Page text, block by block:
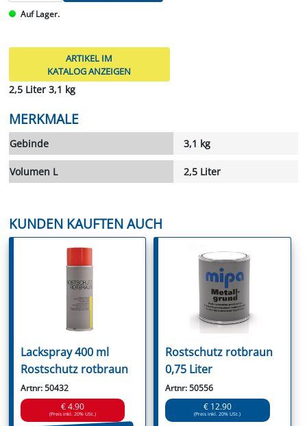
Auf Lager.
ARTIKEL IM
KATALOG ANZEIGEN
2,5 Liter 3,1 kg
MERKMALE
Gebinde 3,1 kg
Volumen L 2,5 Liter
KUNDEN KAUFTEN AUCH
Lackspray 400 ml
Rostschutz rotbraun
Artnr: 50432
€ 4.90
(Preis inkl. 20% USt.)
Rostschutz rotbraun
0,75 Liter
Artnr: 50556
€ 12.90
(Preis inkl. 20% USt.)